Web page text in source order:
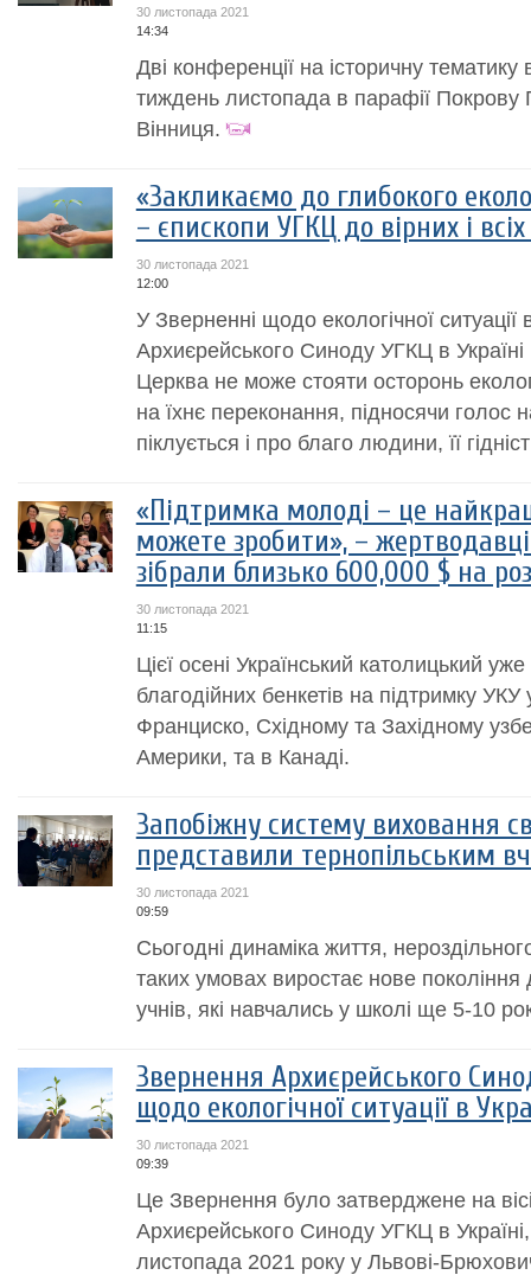
30 листопада 2021
14:34
Дві конференції на історичну тематику
тиждень листопада в парафії Покрову
Вінниця.
«Закликаємо до глибокого
– єпископи УГКЦ до вірних і
30 листопада 2021
12:00
У Зверненні щодо екологічної ситуації
Архиєрейського Синоду УГКЦ в
Церква не може стояти осторонь
на їхнє переконання, підносячи голос
піклується і про благо людини, її
«Підтримка молоді – це
можете зробити», –
зібрали близько 600,000 $ на
30 листопада 2021
11:15
Цієї осені Український католицький
благодійних бенкетів на підтримку
Франциско, Східному та Західному
Америки, та в Канаді.
Запобіжну систему виховання
представили тернопільським
30 листопада 2021
09:59
Сьогодні динаміка життя,
таких умовах виростає нове покоління
учнів, які навчались у школі ще 5-10
Звернення Архиєрейського
щодо екологічної ситуації в
30 листопада 2021
09:39
Це Звернення було затверджене на
Архиєрейського Синоду УГКЦ в
листопада 2021 року у Львові-